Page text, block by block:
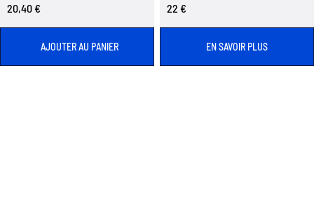
20,40 €
AJOUTER AU PANIER
22 €
EN SAVOIR PLUS